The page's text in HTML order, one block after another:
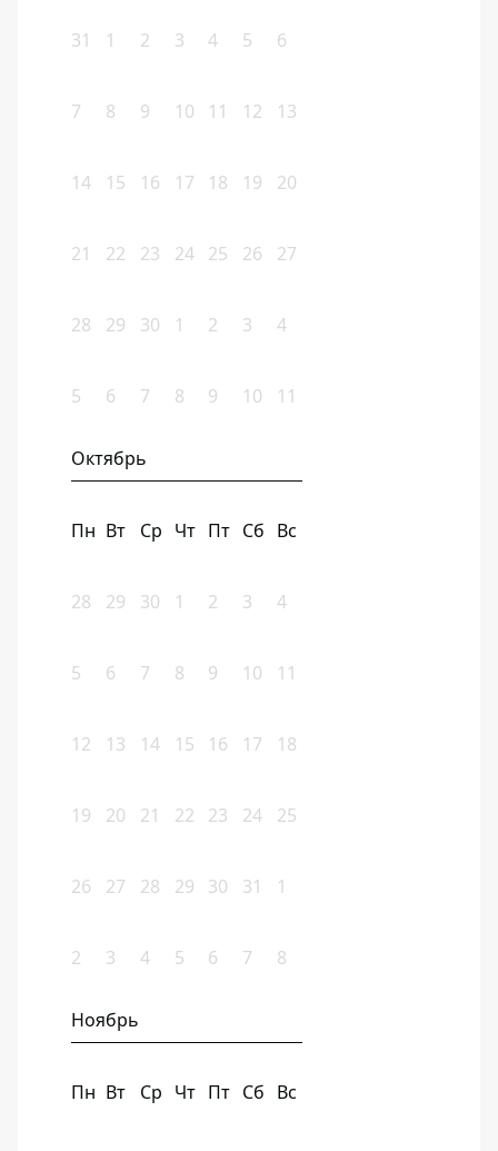
31 1 2 3 4 5 6
7 8 9 10 11 12 13
14 15 16 17 18 19 20
21 22 23 24 25 26 27
28 29 30 1 2 3 4
5 6 7 8 9 10 11
Октябрь
Пн Вт Ср Чт Пт Сб Вс
28 29 30 1 2 3 4
5 6 7 8 9 10 11
12 13 14 15 16 17 18
19 20 21 22 23 24 25
26 27 28 29 30 31 1
2 3 4 5 6 7 8
Ноябрь
Пн Вт Ср Чт Пт Сб Вс